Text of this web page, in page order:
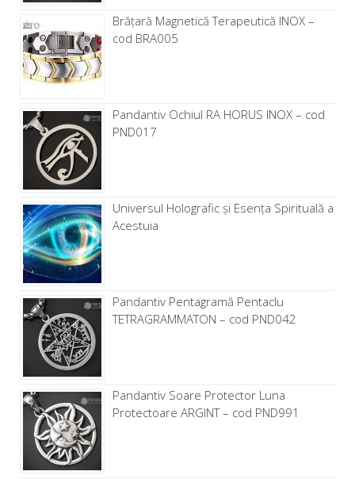
Brăţară Magnetică Terapeutică INOX –
cod BRA005
Pandantiv Ochiul RA HORUS INOX – cod
PND017
Universul Holografic și Esența Spirituală a
Acestuia
Pandantiv Pentagramă Pentaclu
TETRAGRAMMATON – cod PND042
Pandantiv Soare Protector Luna
Protectoare ARGINT – cod PND991